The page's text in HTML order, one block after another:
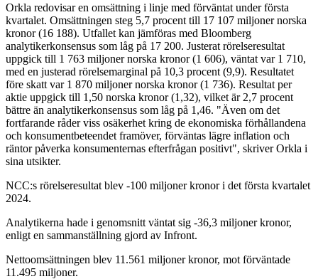
Orkla redovisar en omsättning i linje med förväntat under första
kvartalet. Omsättningen steg 5,7 procent till 17 107 miljoner norska
kronor (16 188). Utfallet kan jämföras med Bloomberg
analytikerkonsensus som låg på 17 200. Justerat rörelseresultat
uppgick till 1 763 miljoner norska kronor (1 606), väntat var 1 710,
med en justerad rörelsemarginal på 10,3 procent (9,9). Resultatet
före skatt var 1 870 miljoner norska kronor (1 736). Resultat per
aktie uppgick till 1,50 norska kronor (1,32), vilket är 2,7 procent
bättre än analytikerkonsensus som låg på 1,46. "Även om det
fortfarande råder viss osäkerhet kring de ekonomiska förhållandena
och konsumentbeteendet framöver, förväntas lägre inflation och
räntor påverka konsumenternas efterfrågan positivt", skriver Orkla i
sina utsikter.
NCC:s rörelseresultat blev -100 miljoner kronor i det första kvartalet
2024.
Analytikerna hade i genomsnitt väntat sig -36,3 miljoner kronor,
enligt en sammanställning gjord av Infront.
Nettoomsättningen blev 11.561 miljoner kronor, mot förväntade
11.495 miljoner.